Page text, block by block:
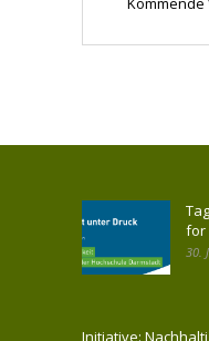
for
30.
Initiative: